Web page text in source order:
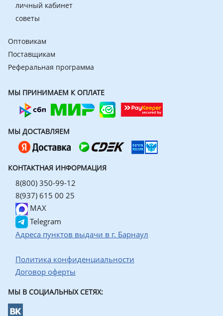
личный кабинет
советы
Оптовикам
Поставщикам
Реферальная программа
МЫ ПРИНИМАЕМ К ОПЛАТЕ
МЫ ДОСТАВЛЯЕМ
КОНТАКТНАЯ ИНФОРМАЦИЯ
8(800) 350-99-12
8(937) 615 00 25
MAX
Telegram
Адреса пунктов выдачи в г. Барнаул
Политика конфиденциальности
Договор оферты
МЫ В СОЦИАЛЬНЫХ СЕТЯХ: